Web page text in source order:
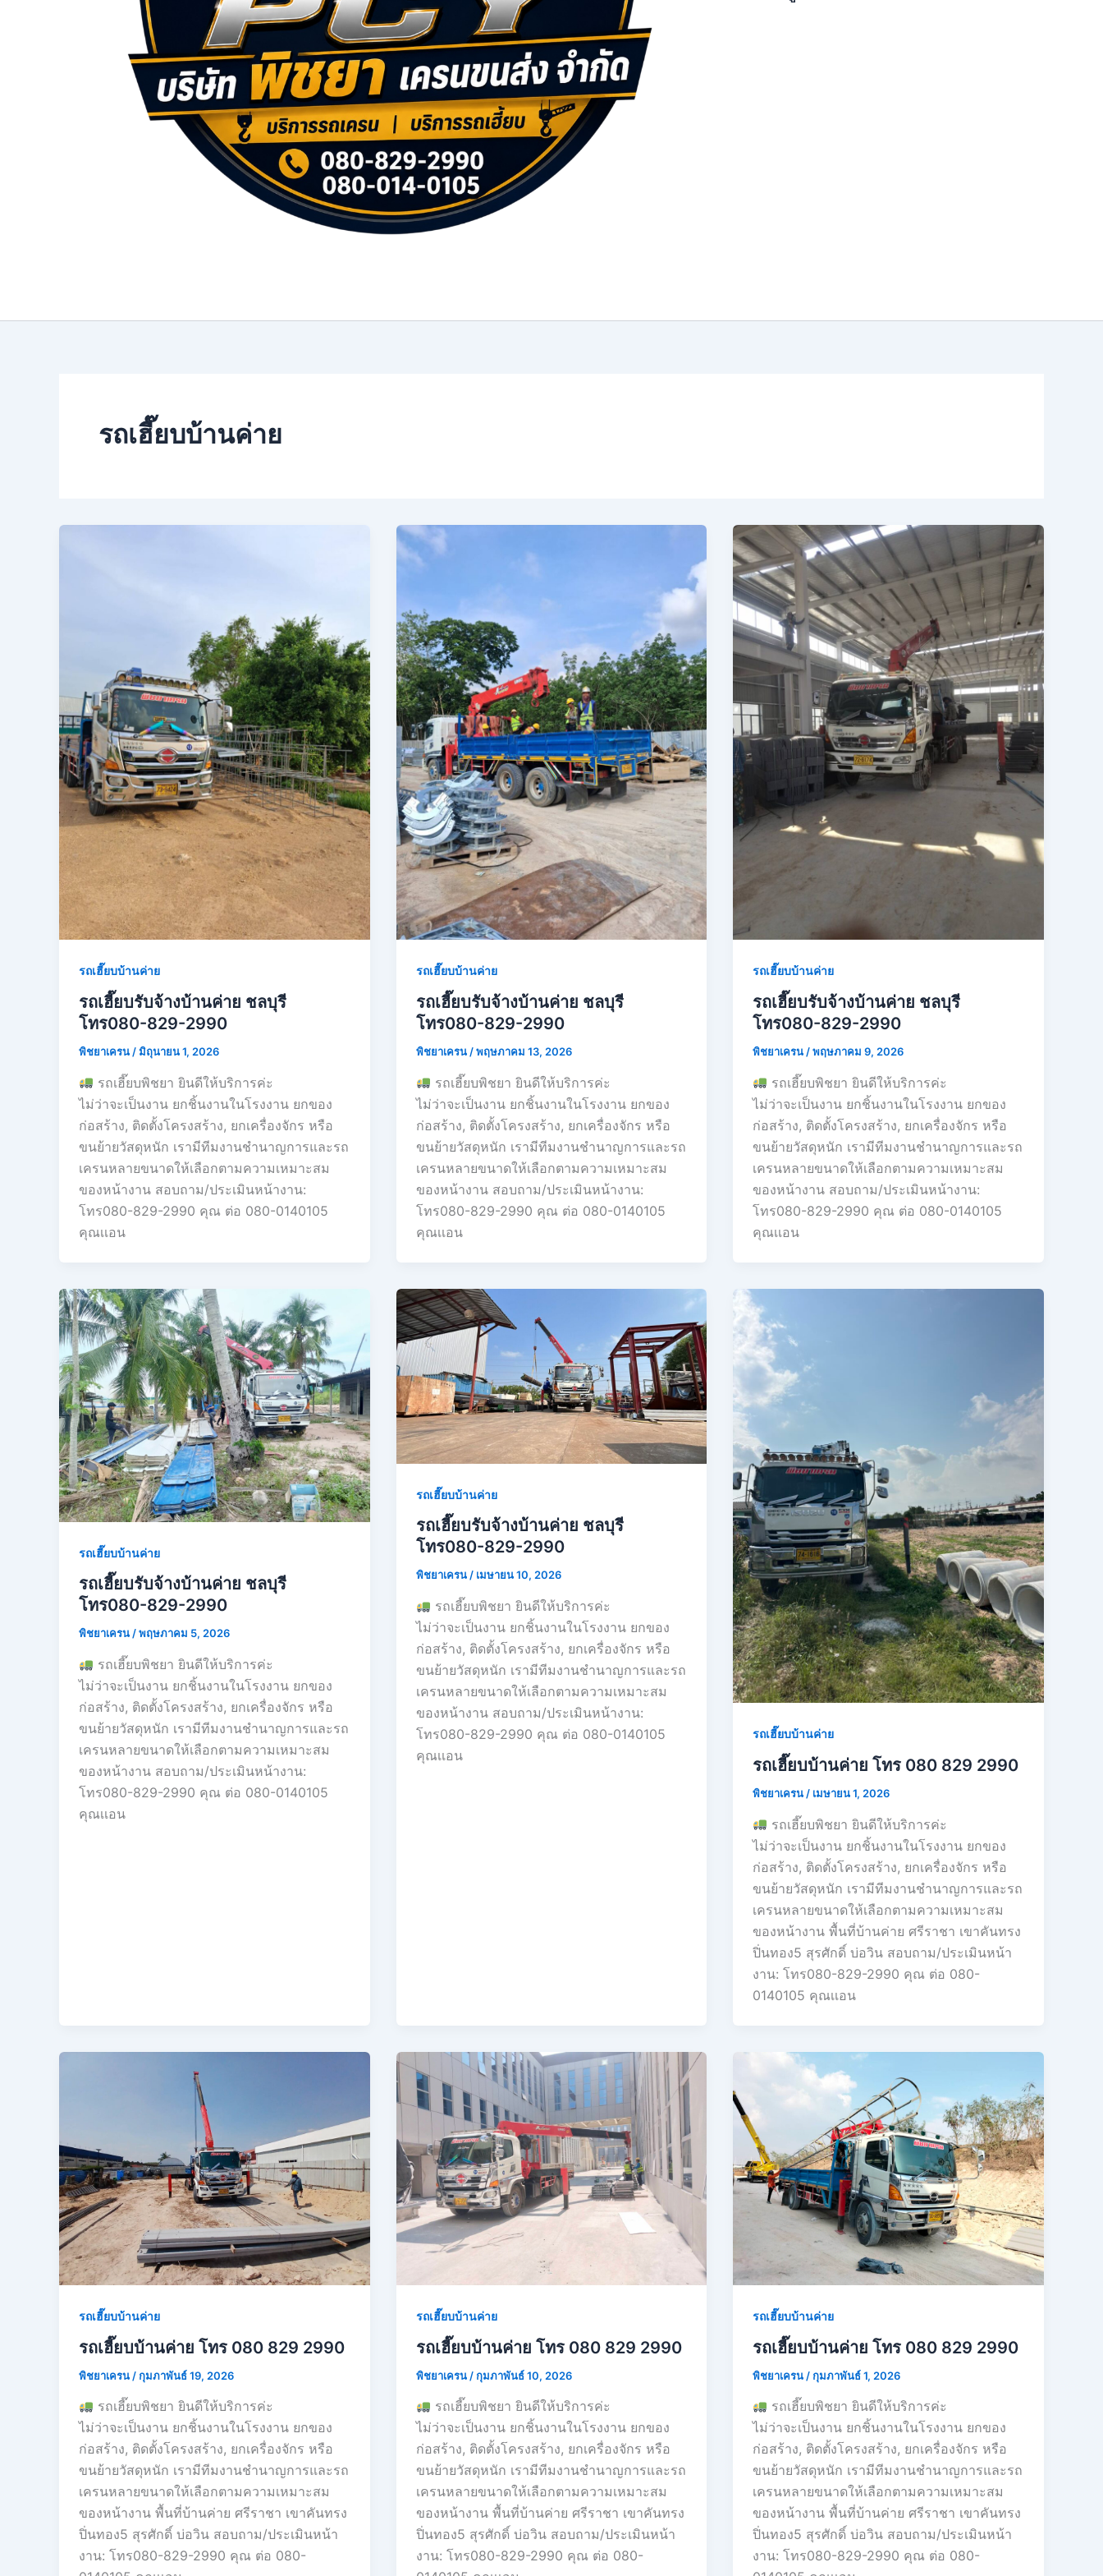
รถเฮี๊ยบบ้านค่าย
รถเฮี๊ยบบ้านค่าย
รถเฮี๊ยบรับจ้างบ้านค่าย ชลบุรี
โทร080-829-2990
พิชยาเครน /มิถุนายน 1, 2026
รถเฮี๊ยบพิชยา ยินดีให้บริการค่ะ
ไม่ว่าจะเป็นงาน ยกชิ้นงานในโรงงาน ยกของ
ก่อสร้าง, ติดตั้งโครงสร้าง, ยกเครื่องจักร หรือ
ขนย้ายวัสดุหนัก เรามีทีมงานชำนาญการและรถ
เครนหลายขนาดให้เลือกตามความเหมาะสม
ของหน้างาน สอบถาม/ประเมินหน้างาน:
โทร080-829-2990 คุณ ต่อ 080-0140105
คุณเเอน
รถเฮี๊ยบบ้านค่าย
รถเฮี๊ยบรับจ้างบ้านค่าย ชลบุรี
โทร080-829-2990
พิชยาเครน /พฤษภาคม 13, 2026
รถเฮี๊ยบพิชยา ยินดีให้บริการค่ะ
ไม่ว่าจะเป็นงาน ยกชิ้นงานในโรงงาน ยกของ
ก่อสร้าง, ติดตั้งโครงสร้าง, ยกเครื่องจักร หรือ
ขนย้ายวัสดุหนัก เรามีทีมงานชำนาญการและรถ
เครนหลายขนาดให้เลือกตามความเหมาะสม
ของหน้างาน สอบถาม/ประเมินหน้างาน:
โทร080-829-2990 คุณ ต่อ 080-0140105
คุณเเอน
รถเฮี๊ยบบ้านค่าย
รถเฮี๊ยบรับจ้างบ้านค่าย ชลบุรี
โทร080-829-2990
พิชยาเครน /พฤษภาคม 9, 2026
รถเฮี๊ยบพิชยา ยินดีให้บริการค่ะ
ไม่ว่าจะเป็นงาน ยกชิ้นงานในโรงงาน ยกของ
ก่อสร้าง, ติดตั้งโครงสร้าง, ยกเครื่องจักร หรือ
ขนย้ายวัสดุหนัก เรามีทีมงานชำนาญการและรถ
เครนหลายขนาดให้เลือกตามความเหมาะสม
ของหน้างาน สอบถาม/ประเมินหน้างาน:
โทร080-829-2990 คุณ ต่อ 080-0140105
คุณเเอน
รถเฮี๊ยบบ้านค่าย
รถเฮี๊ยบรับจ้างบ้านค่าย ชลบุรี
โทร080-829-2990
พิชยาเครน/พฤษภาคม 5, 2026
รถเฮี๊ยบพิชยา ยินดีให้บริการค่ะ
ไม่ว่าจะเป็นงาน ยกชิ้นงานในโรงงาน ยกของ
ก่อสร้าง, ติดตั้งโครงสร้าง, ยกเครื่องจักร หรือ
ขนย้ายวัสดุหนัก เรามีทีมงานชำนาญการและรถ
เครนหลายขนาดให้เลือกตามความเหมาะสม
ของหน้างาน สอบถาม/ประเมินหน้างาน:
โทร080-829-2990 คุณ ต่อ 080-0140105
คุณเเอน
รถเฮี๊ยบบ้านค่าย
รถเฮี๊ยบรับจ้างบ้านค่าย ชลบุรี
โทร080-829-2990
พิชยาเครน/ เมษายน 10, 2026
รถเฮี๊ยบพิชยา ยินดีให้บริการค่ะ
ไม่ว่าจะเป็นงาน ยกชิ้นงานในโรงงาน ยกของ
ก่อสร้าง, ติดตั้งโครงสร้าง, ยกเครื่องจักร หรือ
ขนย้ายวัสดุหนัก เรามีทีมงานชำนาญการและรถ
เครนหลายขนาดให้เลือกตามความเหมาะสม
ของหน้างาน สอบถาม/ประเมินหน้างาน:
โทร080-829-2990 คุณ ต่อ 080-0140105
คุณเเอน
รถเฮี๊ยบบ้านค่าย
รถเฮี๊ยบบ้านค่าย โทร 080 829 2990
พิชยาเครน/ เมษายน 1, 2026
รถเฮี๊ยบพิชยา ยินดีให้บริการค่ะ
ไม่ว่าจะเป็นงาน ยกชิ้นงานในโรงงาน ยกของ
ก่อสร้าง, ติดตั้งโครงสร้าง, ยกเครื่องจักร หรือ
ขนย้ายวัสดุหนัก เรามีทีมงานชำนาญการและรถ
เครนหลายขนาดให้เลือกตามความเหมาะสม
ของหน้างาน พื้นที่บ้านค่าย ศรีราชา เขาคันทรง
ปิ่นทอง5 สุรศักดิ์ บ่อวิน สอบถาม/ประเมินหน้า
งาน: โทร080-829-2990 คุณ ต่อ 080-
0140105 คุณเเอน
รถเฮี๊ยบบ้านค่าย
รถเฮี๊ยบบ้านค่าย โทร 080 829 2990
พิชยาเครน /กุมภาพันธ์ 19, 2026
รถเฮี๊ยบพิชยา ยินดีให้บริการค่ะ
ไม่ว่าจะเป็นงาน ยกชิ้นงานในโรงงาน ยกของ
ก่อสร้าง, ติดตั้งโครงสร้าง, ยกเครื่องจักร หรือ
ขนย้ายวัสดุหนัก เรามีทีมงานชำนาญการและรถ
เครนหลายขนาดให้เลือกตามความเหมาะสม
ของหน้างาน พื้นที่บ้านค่าย ศรีราชา เขาคันทรง
ปิ่นทอง5 สุรศักดิ์ บ่อวิน สอบถาม/ประเมินหน้า
งาน: โทร080-829-2990 คุณ ต่อ 080-
รถเฮี๊ยบบ้านค่าย
รถเฮี๊ยบบ้านค่าย โทร 080 829 2990
พิชยาเครน /กุมภาพันธ์ 10, 2026
รถเฮี๊ยบพิชยา ยินดีให้บริการค่ะ
ไม่ว่าจะเป็นงาน ยกชิ้นงานในโรงงาน ยกของ
ก่อสร้าง, ติดตั้งโครงสร้าง, ยกเครื่องจักร หรือ
ขนย้ายวัสดุหนัก เรามีทีมงานชำนาญการและรถ
เครนหลายขนาดให้เลือกตามความเหมาะสม
ของหน้างาน พื้นที่บ้านค่าย ศรีราชา เขาคันทรง
ปิ่นทอง5 สุรศักดิ์ บ่อวิน สอบถาม/ประเมินหน้า
งาน: โทร080-829-2990 คุณ ต่อ 080-
รถเฮี๊ยบบ้านค่าย
รถเฮี๊ยบบ้านค่าย โทร 080 829 2990
พิชยาเครน /กุมภาพันธ์ 1, 2026
รถเฮี๊ยบพิชยา ยินดีให้บริการค่ะ
ไม่ว่าจะเป็นงาน ยกชิ้นงานในโรงงาน ยกของ
ก่อสร้าง, ติดตั้งโครงสร้าง, ยกเครื่องจักร หรือ
ขนย้ายวัสดุหนัก เรามีทีมงานชำนาญการและรถ
เครนหลายขนาดให้เลือกตามความเหมาะสม
ของหน้างาน พื้นที่บ้านค่าย ศรีราชา เขาคันทรง
ปิ่นทอง5 สุรศักดิ์ บ่อวิน สอบถาม/ประเมินหน้า
งาน: โทร080-829-2990 คุณ ต่อ 080-